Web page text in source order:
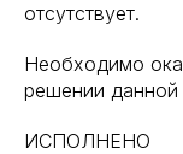
отсутствует.
Необходимо
решении данной
ИСПОЛНЕНО